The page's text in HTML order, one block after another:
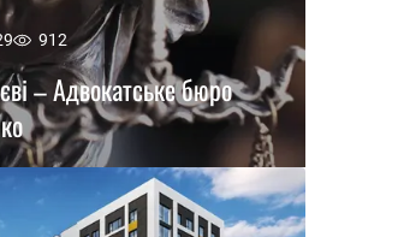
912
– Адвокатське бюро